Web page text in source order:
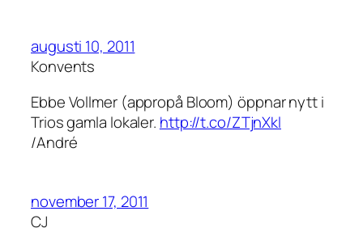
augusti 10, 2011
Konvents
Ebbe Vollmer (appropå Bloom) öppnar nytt i
Trios gamla lokaler. http://t.co/ZTjnXkl
/André
november 17, 2011
CJ